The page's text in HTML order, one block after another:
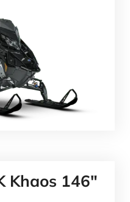
Khaos 146"